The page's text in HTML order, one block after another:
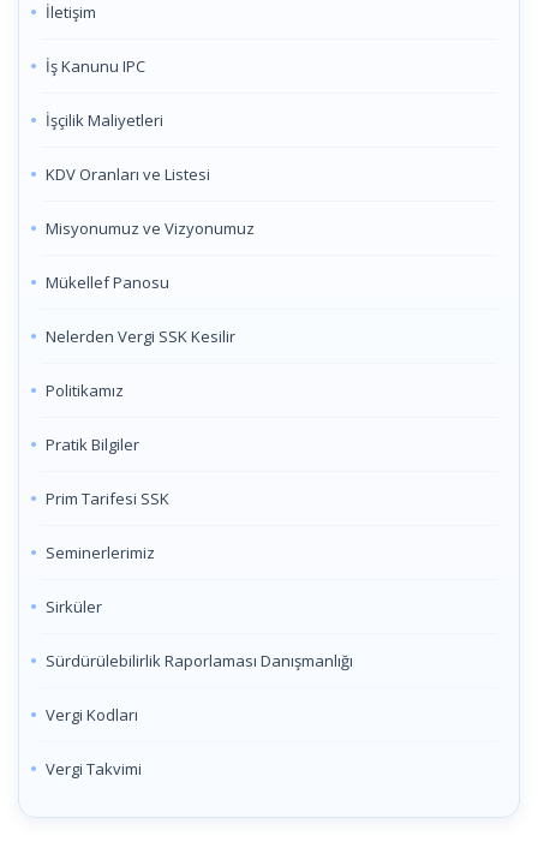
İletişim
İş Kanunu IPC
İşçilik Maliyetleri
KDV Oranları ve Listesi
Misyonumuz ve Vizyonumuz
Mükellef Panosu
Nelerden Vergi SSK Kesilir
Politikamız
Pratik Bilgiler
Prim Tarifesi SSK
Seminerlerimiz
Sirküler
Sürdürülebilirlik Raporlaması Danışmanlığı
Vergi Kodları
Vergi Takvimi